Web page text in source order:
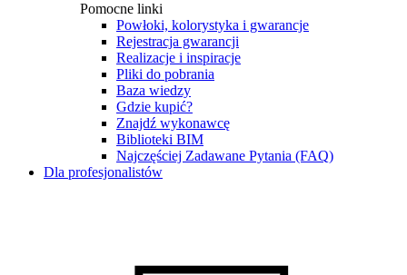
Pomocne linki
Powłoki, kolorystyka i gwarancje
Rejestracja gwarancji
Realizacje i inspiracje
Pliki do pobrania
Baza wiedzy
Gdzie kupić?
Znajdź wykonawcę
Biblioteki BIM
Najczęściej Zadawane Pytania (FAQ)
Dla profesjonalistów